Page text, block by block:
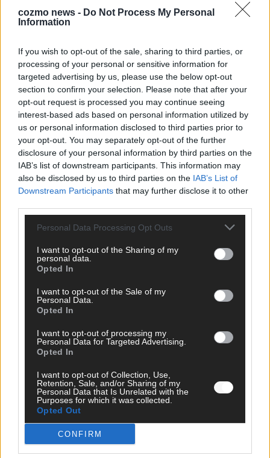
cozmo news - Do Not Process My Personal
Information
If you wish to opt-out of the sale, sharing to third parties, or
processing of your personal or sensitive information for
targeted advertising by us, please use the below opt-out
section to confirm your selection. Please note that after your
opt-out request is processed you may continue seeing
interest-based ads based on personal information utilized by
us or personal information disclosed to third parties prior to
your opt-out. You may separately opt-out of the further
disclosure of your personal information by third parties on the
IAB’s list of downstream participants. This information may
also be disclosed by us to third parties on the IAB’s List of
Downstream Participants that may further disclose it to other
Personal Data Processing Opt Outs
I want to opt-out of the Sharing of my
personal data.
Opted In
I want to opt-out of the Sale of my
Personal Data.
Opted In
I want to opt-out of processing my
Personal Data for Targeted Advertising.
Opted In
I want to opt-out of Collection, Use,
Retention, Sale, and/or Sharing of my
Personal Data that Is Unrelated with the
Purposes for which it was collected.
Opted Out
CONFIRM
Hier schreiben, posten und kuratieren unsere Redakteur alles,
was euch wirklich interessiert! Wir sind das Team hinter den
News, Storys und Videos, die ihr auf FLASH UP seht. Ob
brandheiße Nachrichten, coole Tipps, spannende Hintergründe
oder crazy Trends – wir checken alles für euch, filtern das
Wichtigste raus und bringen’s auf den Punkt.
TOP STORIES
Europa-Park 2026 macht vieles neu
Juni 2026
KOMMENTAR